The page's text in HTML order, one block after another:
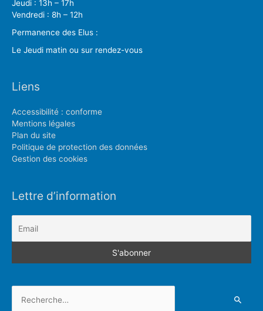
Jeudi : 13h – 17h
Vendredi : 8h – 12h
Permanence des Elus :
Le Jeudi matin ou sur rendez-vous
Liens
Accessibilité : conforme
Mentions légales
Plan du site
Politique de protection des données
Gestion des cookies
Lettre d’information